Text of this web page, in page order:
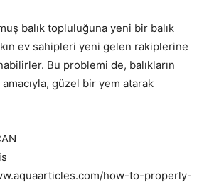
balık topluluğuna yeni bir balık
ev sahipleri yeni gelen rakiplerine
Bu problemi de, balıkların
güzel bir yem atarak
how-to-properly-